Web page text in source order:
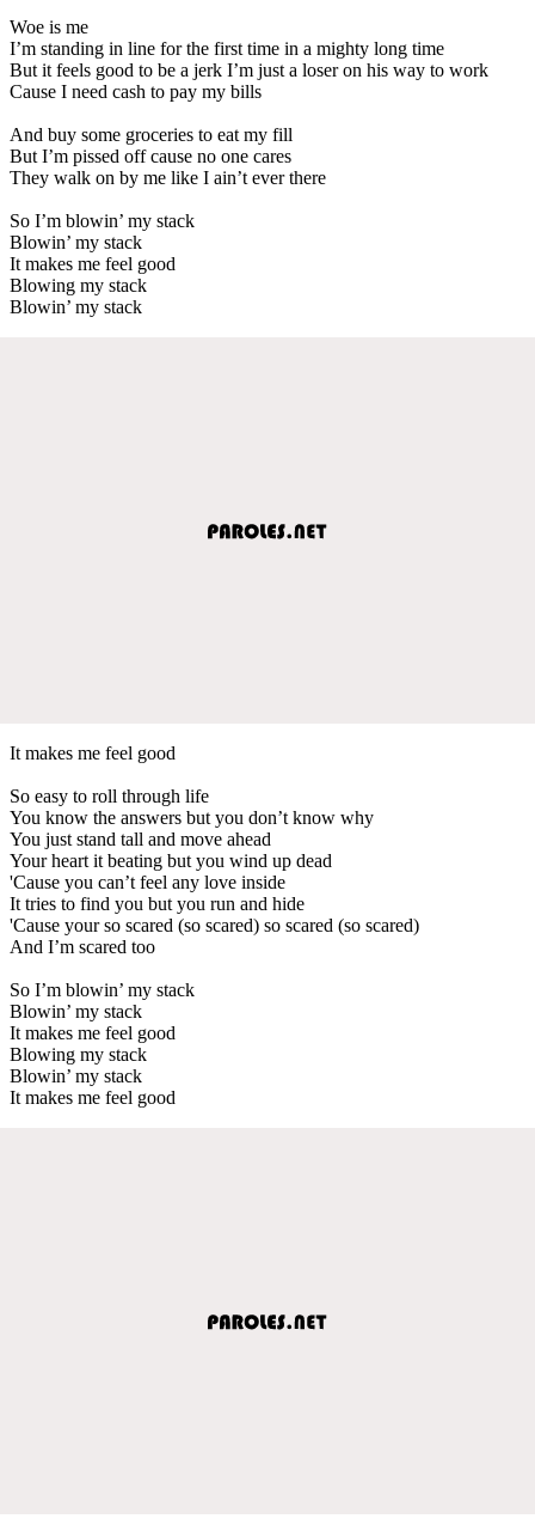
Woe is me
I’m standing in line for the first time in a mighty long time
But it feels good to be a jerk I’m just a loser on his way to work
Cause I need cash to pay my bills
And buy some groceries to eat my fill
But I’m pissed off cause no one cares
They walk on by me like I ain’t ever there
So I’m blowin’ my stack
Blowin’ my stack
It makes me feel good
Blowing my stack
Blowin’ my stack
It makes me feel good
So easy to roll through life
You know the answers but you don’t know why
You just stand tall and move ahead
Your heart it beating but you wind up dead
'Cause you can’t feel any love inside
It tries to find you but you run and hide
'Cause your so scared (so scared) so scared (so scared)
And I’m scared too
So I’m blowin’ my stack
Blowin’ my stack
It makes me feel good
Blowing my stack
Blowin’ my stack
It makes me feel good